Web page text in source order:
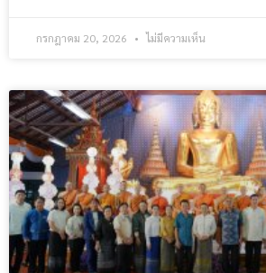
กรกฎาคม 20, 2026 ไม่มีความเห็น